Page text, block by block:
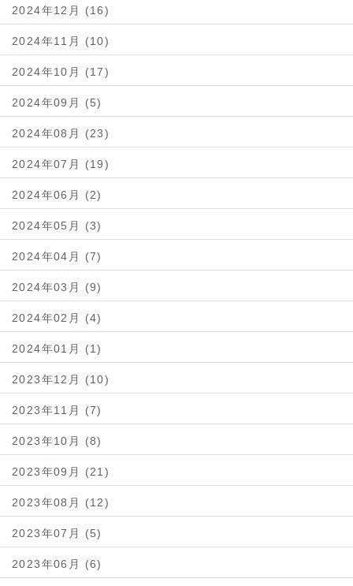
2024年12月 (16)
2024年11月 (10)
2024年10月 (17)
2024年09月 (5)
2024年08月 (23)
2024年07月 (19)
2024年06月 (2)
2024年05月 (3)
2024年04月 (7)
2024年03月 (9)
2024年02月 (4)
2024年01月 (1)
2023年12月 (10)
2023年11月 (7)
2023年10月 (8)
2023年09月 (21)
2023年08月 (12)
2023年07月 (5)
2023年06月 (6)